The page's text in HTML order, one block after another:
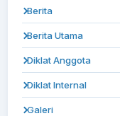
Berita
Berita Utama
Diklat Anggota
Diklat Internal
Galeri